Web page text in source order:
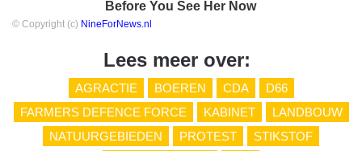
Before You See Her Now
© Copyright (c) NineForNews.nl
Lees meer over:
AGRACTIE BOEREN CDA
D66
FARMERS DEFENCE FORCE
KABINET
LANDBOUW
NATUURGEBIEDEN
PROTEST
STIKSTOF